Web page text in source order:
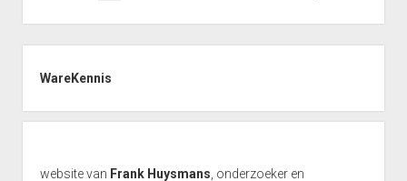
the
odds
WareKennis
website van Frank Huysmans , onderzoeker en